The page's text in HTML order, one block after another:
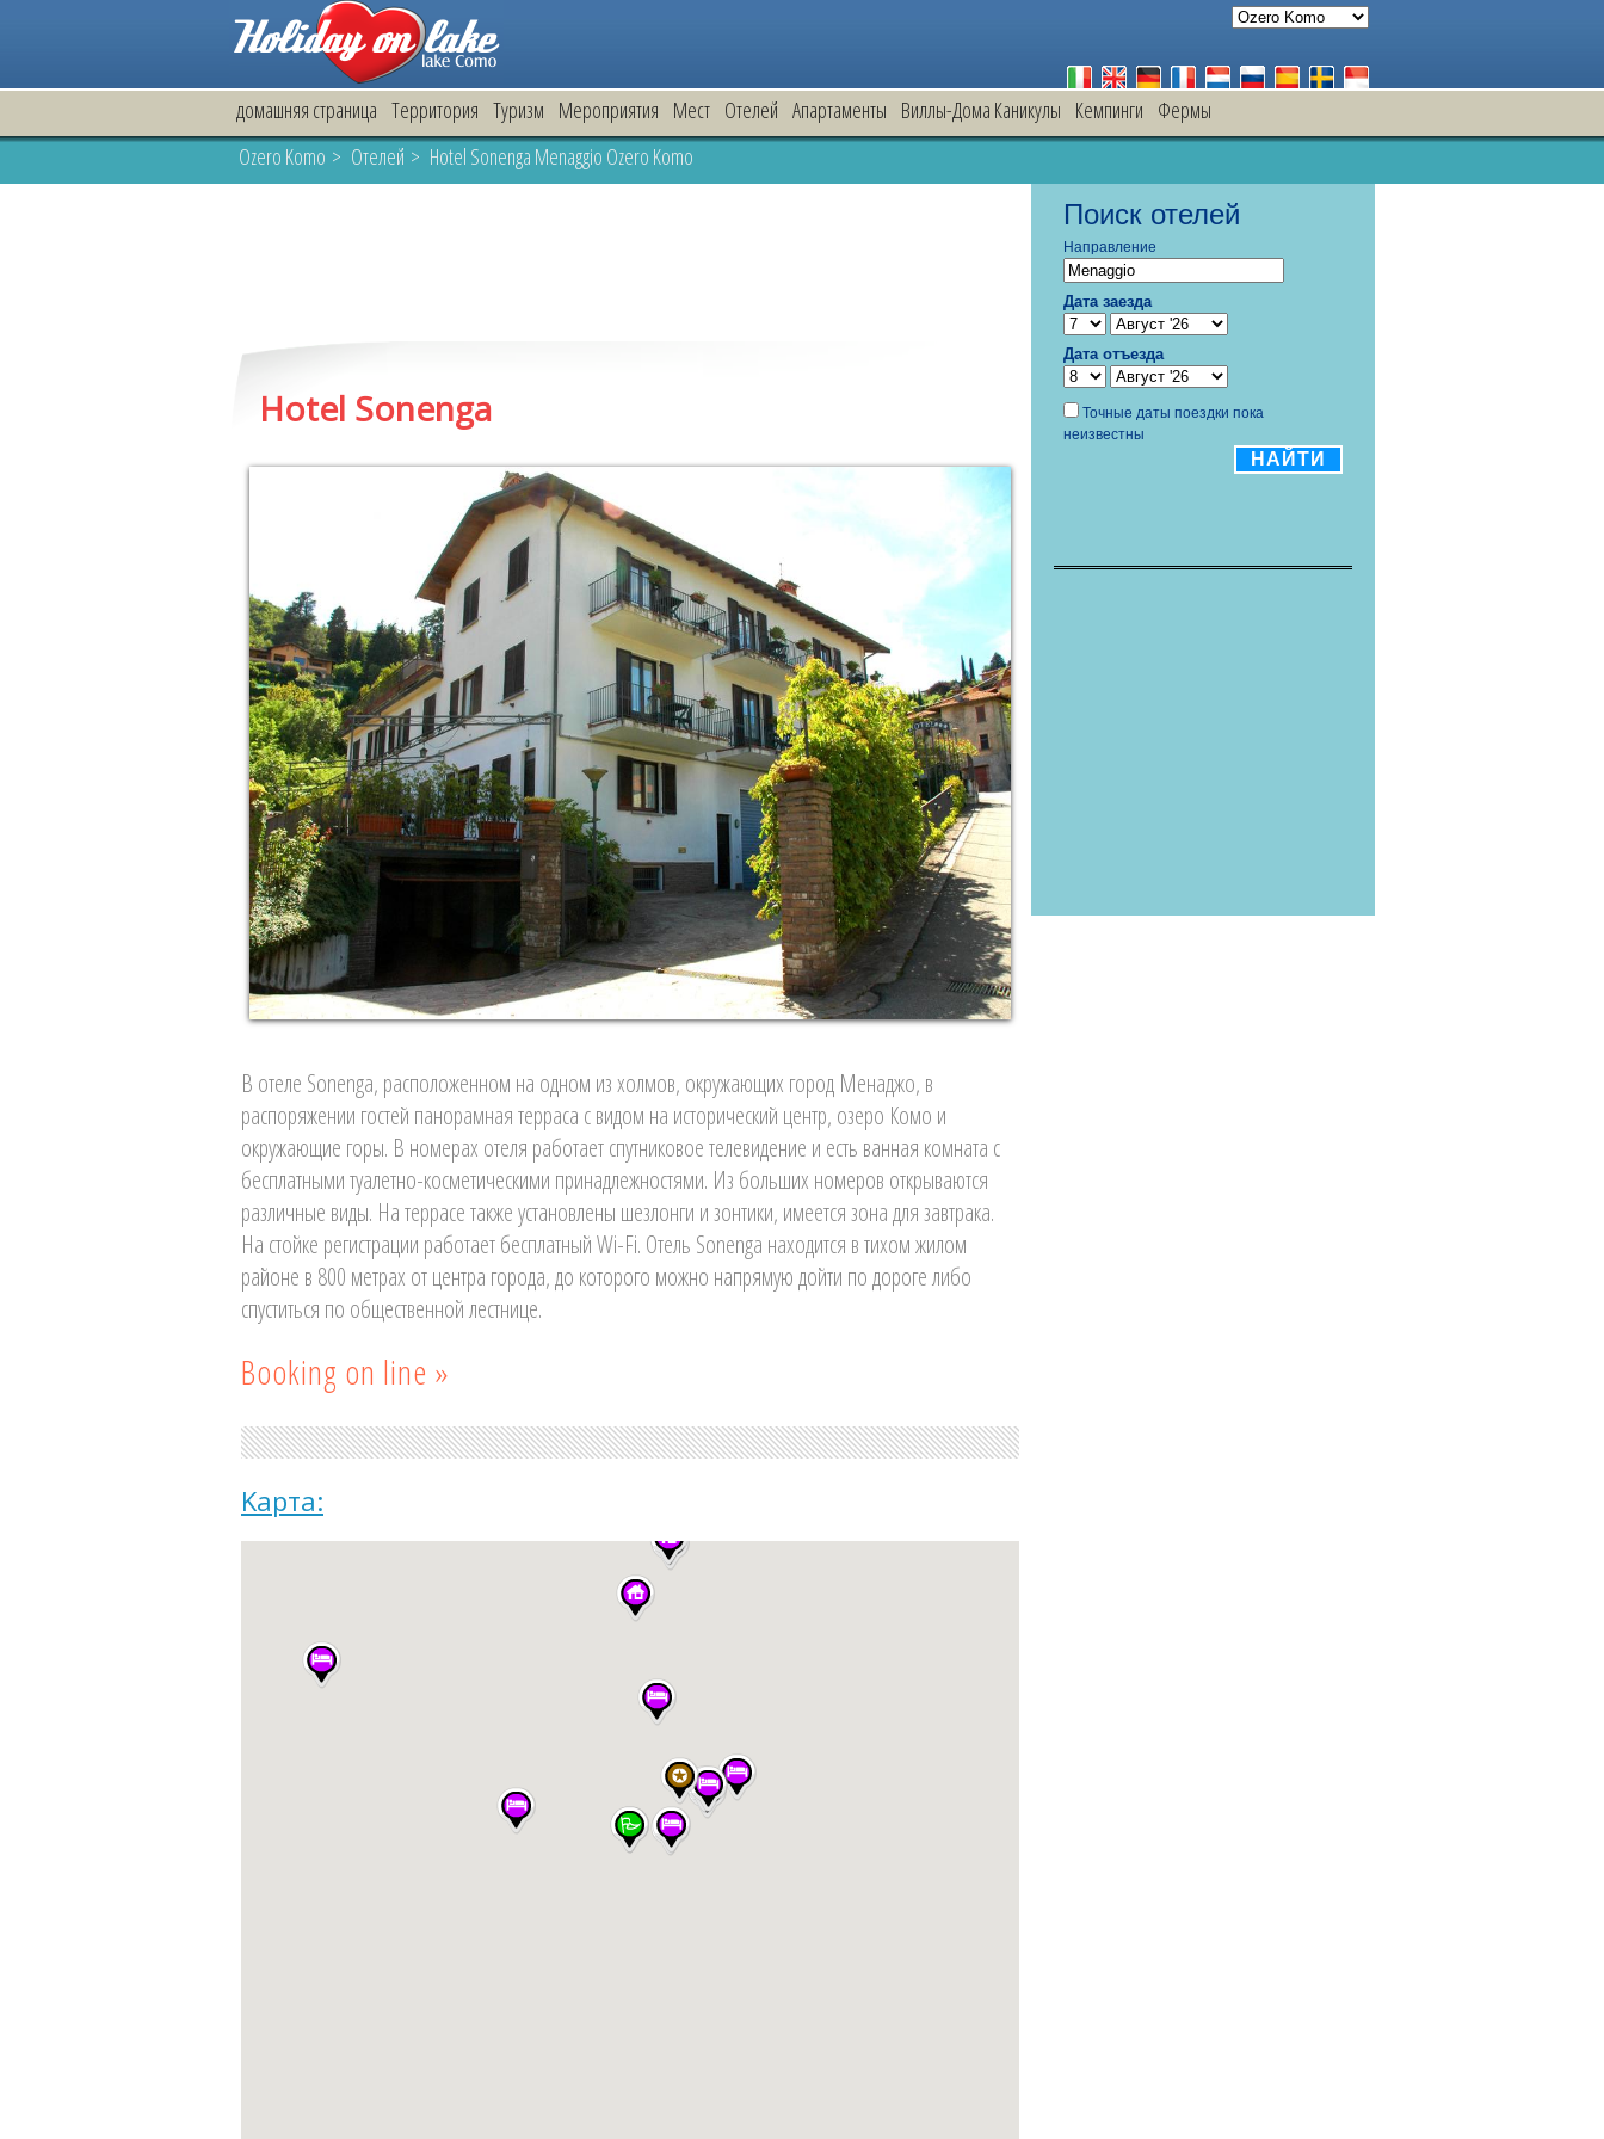
домашняя страница Территория Туризм Мероприятия Mест Oтелей Апартаменты Виллы-Дома Каникулы Кемпинги Фермы
Ozero Komo > Oтелей > Hotel Sonenga Menaggio Ozero Komo
Hotel Sonenga
В отеле Sonenga, расположенном на одном из холмов, окружающих город Менаджо, в
распоряжении гостей панорамная терраса с видом на исторический центр, озеро Комо и
окружающие горы. В номерах отеля работает спутниковое телевидение и есть ванная комната с
бесплатными туалетно-косметическими принадлежностями. Из больших номеров открываются
различные виды. На террасе также установлены шезлонги и зонтики, имеется зона для завтрака.
На стойке регистрации работает бесплатный Wi-Fi. Отель Sonenga находится в тихом жилом
районе в 800 метрах от центра города, до которого можно напрямую дойти по дороге либо
спуститься по общественной лестнице.
Booking on line »
Kарта: